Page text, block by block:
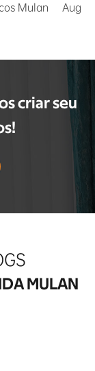
Mulan Aug
criar seu
MULAN